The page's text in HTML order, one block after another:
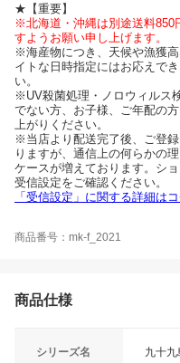
★【重要】
※北海道・沖縄は別途送料850
すようお願い申し上げます。
※海産物につき、天候や漁獲
イトな日時指定にはお応えで
い。
※UV殺菌処理・ノロウィルス
でない方、お子様、ご年配の
上がりください。
※当店より配送完了後、ご登
りますが、通信上の何らかの
ケースが増えております。シ
受信設定をご確認ください。
「受信設定」に関する詳細は
商品番号：mk-f_2021
商品仕様
シリーズ名 九十